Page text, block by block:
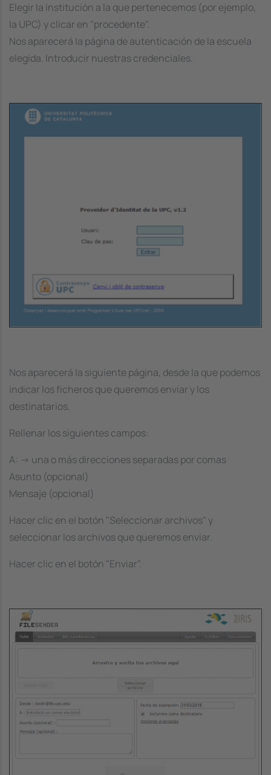
Elegir la institución a la que pertenecemos (por ejemplo,
la UPC) y clicar en "procedente".
Nos aparecerá la página de autenticación de la escuela
elegida. Introducir nuestras credenciales.
Image
Nos aparecerá la siguiente página, desde la que podemos
indicar los ficheros que queremos enviar y los
destinatarios.
Rellenar los siguientes campos:
A: -> una o más direcciones separadas por comas
Asunto (opcional)
Mensaje (opcional)
Hacer clic en el botón "Seleccionar archivos" y
seleccionar los archivos que queremos enviar.
Hacer clic en el botón "Enviar".
Image